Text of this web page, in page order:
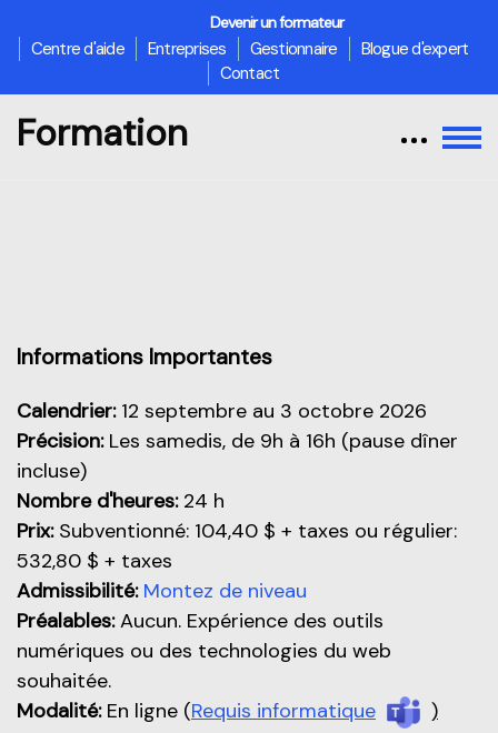
Devenir un formateur
Centre d'aide Entreprises Gestionnaire
Blogue d'expert
Contact
Formation
Informations Importantes
Calendrier: 12 septembre au 3 octobre 2026
Précision: Les samedis, de 9h à 16h (pause dîner
incluse)
Nombre d'heures:24 h
Prix: Subventionné: 104,40 $ + taxes ou régulier:
532,80 $ + taxes
Admissibilité: Montez de niveau
Préalables: Aucun. Expérience des outils
numériques ou des technologies du web
souhaitée.
Modalité:En ligne (Requis informatique )